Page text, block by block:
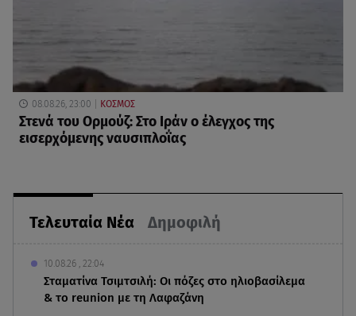
Τελευταία Νέα Δημοφιλή
10.08.26 , 22:04
Σταματίνα Τσιμτσιλή: Οι πόζες στο ηλιοβασίλεμα
& το reunion με τη Λαφαζάνη
08.08.26, 23:00 ΚΟΣΜΟΣ
Στενά του Ορμούζ: Στο Ιράν ο έλεγχος της
εισερχόμενης ναυσιπλοΐας